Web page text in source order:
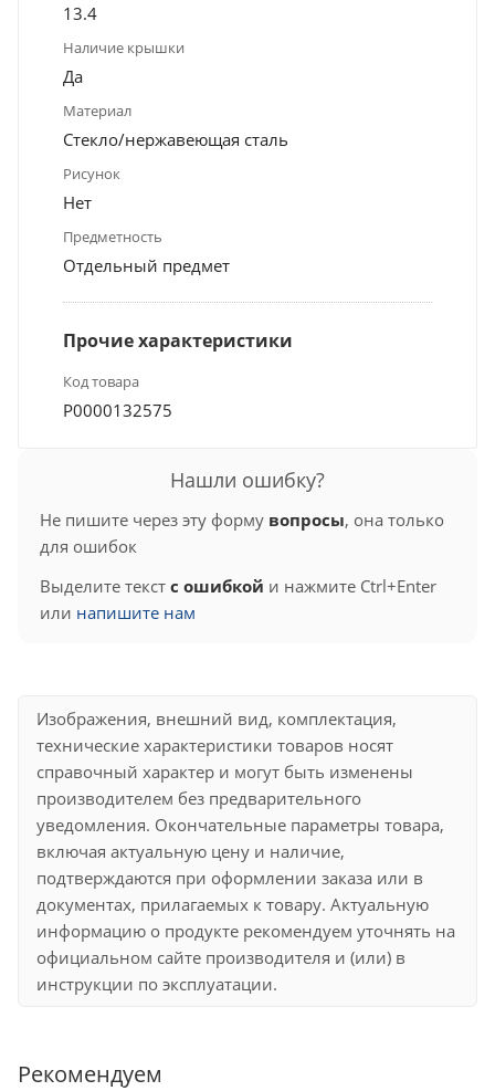
13.4
Наличие крышки
Да
Материал
Стекло/нержавеющая сталь
Рисунок
Нет
Предметность
Отдельный предмет
Прочие характеристики
Код товара
Р0000132575
Нашли ошибку?
Не пишите через эту форму вопросы, она только
для ошибок
Выделите текст с ошибкой и нажмите Ctrl+Enter
или напишите нам
Изображения, внешний вид, комплектация,
технические характеристики товаров носят
справочный характер и могут быть изменены
производителем без предварительного
уведомления. Окончательные параметры товара,
включая актуальную цену и наличие,
подтверждаются при оформлении заказа или в
документах, прилагаемых к товару. Актуальную
информацию о продукте рекомендуем уточнять на
официальном сайте производителя и (или) в
инструкции по эксплуатации.
Рекомендуем